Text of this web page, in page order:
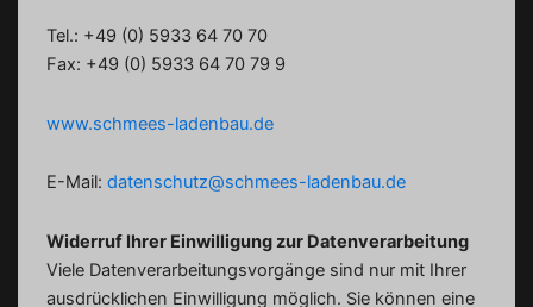
Tel.: +49 (0) 5933 64 70 70
Fax: +49 (0) 5933 64 70 79 9
www.schmees-ladenbau.de
E-Mail:datenschutz@schmees-ladenbau.de
Widerruf Ihrer Einwilligung zur Datenverarbeitung
Viele Datenverarbeitungsvorgänge sind nur mit Ihrer
ausdrücklichen Einwilligung möglich. Sie können eine